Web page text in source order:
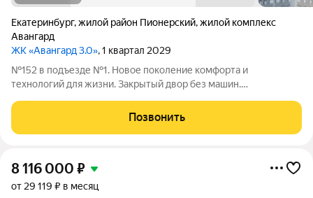
Екатеринбург,жилой район Пионерский,жилой комплекс
Авангард
ЖК «Авангард 3.0», 1 квартал 2029
№152 в подъезде №1. Новое поколение комфорта и
технологий для жизни. Закрытый двор без машин.
Индивидуальные кладовые. Эргономичные планировки,
большие окна, системы фильтрации воды и
Позвонить
8 116 000 ₽
от 29 119 ₽ в месяц